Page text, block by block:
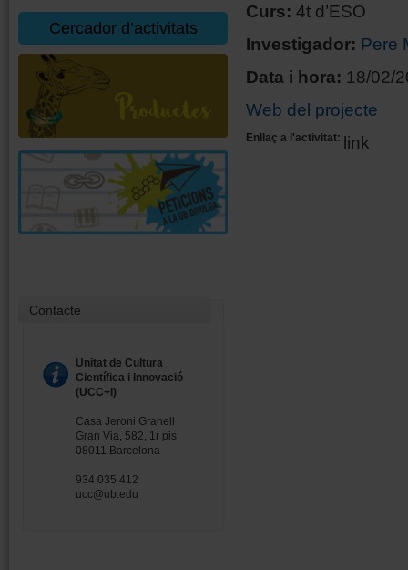
Cercador d’activitats
Contacte
Unitat de Cultura
Científica i Innovació
(UCC+I)
Casa Jeroni Granell
Gran Via, 582, 1r pis
08011 Barcelona
934 035 412
ucc@ub.edu
Curs: 4t d’ESO
Investigador: Pere
Data i hora: 18/02/
Web del projecte
Enllaç a l'activitat: link